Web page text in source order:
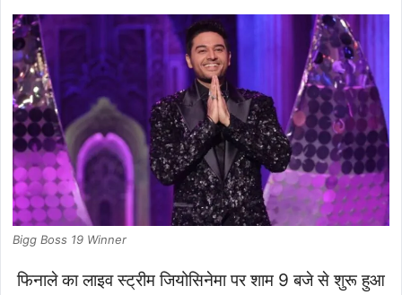
Bigg Boss 19 Winner
फिनाले का लाइव स्ट्रीम जियोसिनेमा पर शाम 9 बजे से शुरू हुआ